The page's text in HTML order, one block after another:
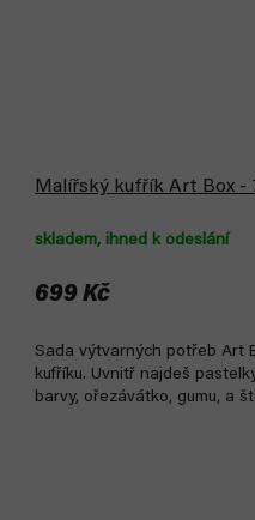
Malířský kufřík Art Box -
skladem, ihned k odeslání
699 Kč
Sada výtvarných potřeb Art
kufříku. Uvnitř najdeš
barvy, ořezávátko, gumu, a